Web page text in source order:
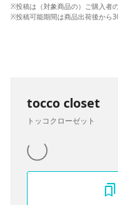
※投稿は（対象商品の）ご購入者
※投稿可能期間は商品出荷後から
tocco closet
トッコクローゼット